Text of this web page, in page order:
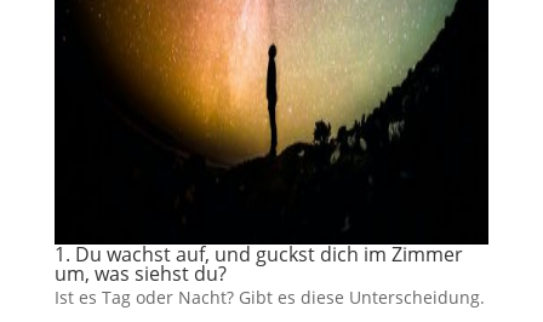
1. Du wachst auf, und guckst dich im Zimmer
um, was siehst du?
Ist es Tag oder Nacht? Gibt es diese Unterscheidung.